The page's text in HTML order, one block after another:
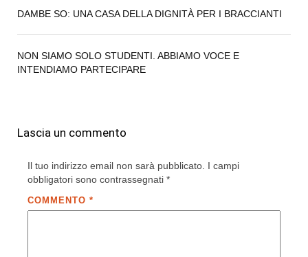
DAMBE SO: UNA CASA DELLA DIGNITÀ PER I BRACCIANTI
NON SIAMO SOLO STUDENTI. ABBIAMO VOCE E
INTENDIAMO PARTECIPARE
Lascia un commento
Il tuo indirizzo email non sarà pubblicato. I campi
obbligatori sono contrassegnati *
COMMENTO *